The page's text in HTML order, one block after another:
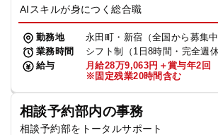
AIスキルが身につく総合職
勤務地
永田町・新宿（全国から募集中
業務時間
シフト制（1日8時間・完全週休
給与
月給28万9,063円＋賞与年2回
※固定残業20時間含む
相談予約部内の事務
相談予約部をトータルサポート